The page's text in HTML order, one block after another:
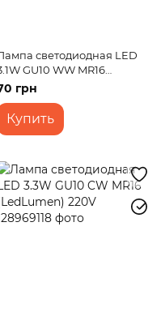
светодиодная LED
GU10 WW MR16
220V
грн
Купить